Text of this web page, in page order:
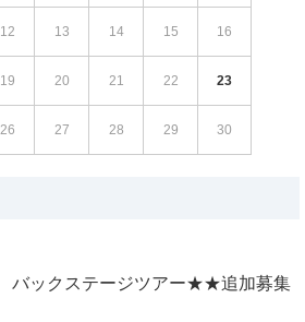
12 13 14 15 16
19 20 21 22 23
26 27 28 29 30
バックステージツアー★★追加募集